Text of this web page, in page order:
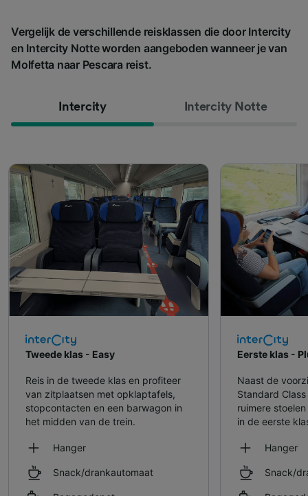
Vergelijk de verschillende reisklassen die door Intercity
en Intercity Notte worden aangeboden wanneer je van
Molfetta naar Pescara reist.
Intercity Intercity Notte
Tweede klas - Easy
Reis in de tweede klas en profiteer
van zitplaatsen met opklaptafels,
stopcontacten en een barwagon in
het midden van de trein.
Hanger
Snack/drankautomaat
Eerste klas -
Naast de
Standard
ruimere
in de eerste
Hanger
Snack/